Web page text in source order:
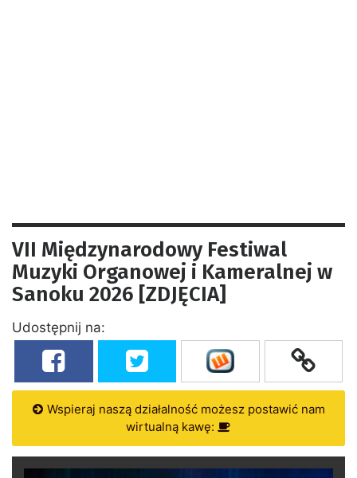
VII Międzynarodowy Festiwal
Muzyki Organowej i Kameralnej w
Sanoku 2026 [ZDJĘCIA]
Udostępnij na:
Wspieraj naszą działalność możesz postawić nam
wirtualną kawę: